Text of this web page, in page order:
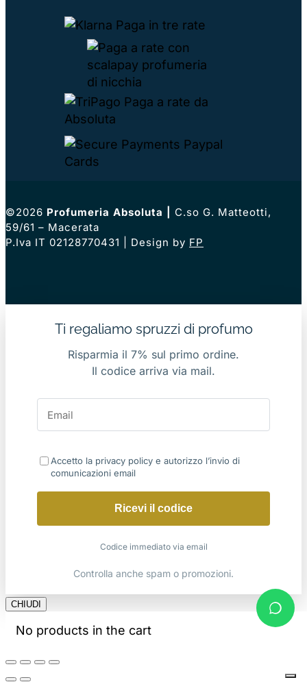
©2026 Profumeria Absoluta
C.so G. Matteotti,
59/61 – Macerata
P.Iva IT 02128770431 | Design by FP
Ti regaliamo spruzzi di profumo
Risparmia il 7% sul primo ordine.
Il codice arriva via mail.
Accetto la privacy policy e autorizzo l’invio di
comunicazioni email
Ricevi il codice
Codice immediato via email
Controlla anche spam o promozioni.
CHIUDI
No products in the cart